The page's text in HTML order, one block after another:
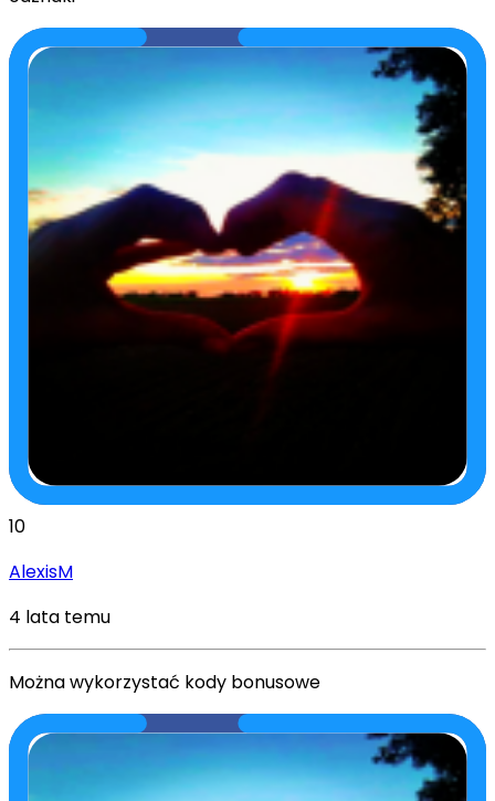
10
AlexisM
4 lata temu
Można wykorzystać kody bonusowe